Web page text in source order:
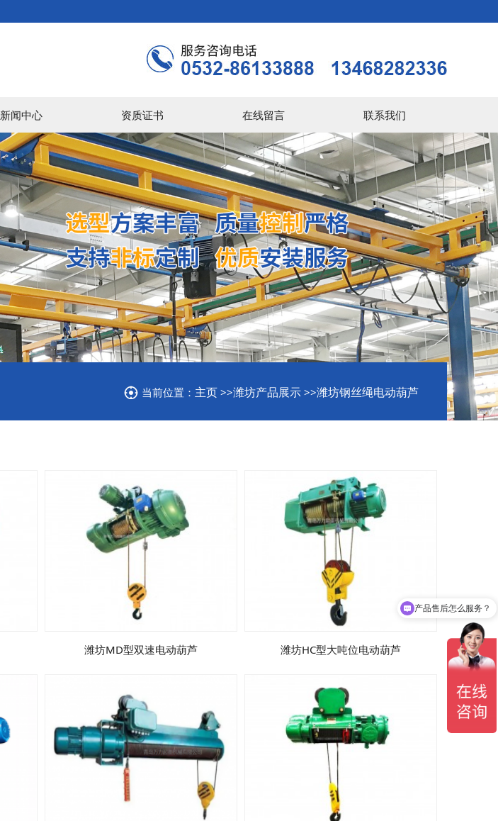
新闻中心 资质证书 在线留言 联系我们
当前位置： 主页 >>潍坊产品展示 >>潍坊钢丝绳电动葫芦
潍坊MD型双速电动葫芦 潍坊HC型大吨位电动葫芦
产品售后怎么服务？